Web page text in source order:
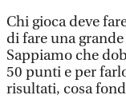
Chi gioca deve
di fare una
Sappiamo che
50 punti e per
risultati, cosa